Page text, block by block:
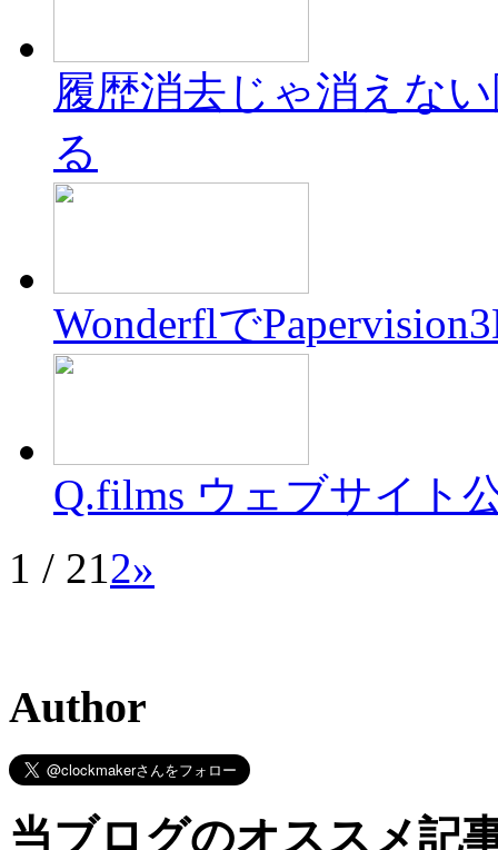
履歴消去じゃ消えな
る
Wonderflで
Q.films ウェブサイト
1 / 212»
Author
当ブログのオススメ記